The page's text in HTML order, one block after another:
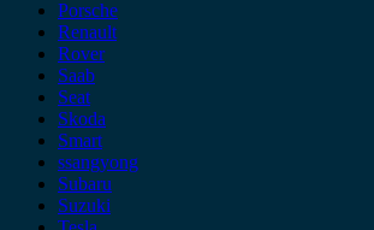
Porsche
Renault
Rover
Saab
Seat
Skoda
Smart
ssangyong
Subaru
Suzuki